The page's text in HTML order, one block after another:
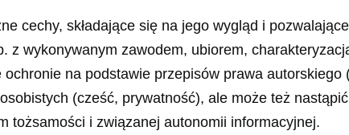
cechy, składające się na jego wygląd i
wykonywanym zawodem, ubiorem,
ochronie na podstawie przepisów prawa autorskiego
(cześć, prywatność), ale może też
tożsamości i związanej autonomii informacyjnej.